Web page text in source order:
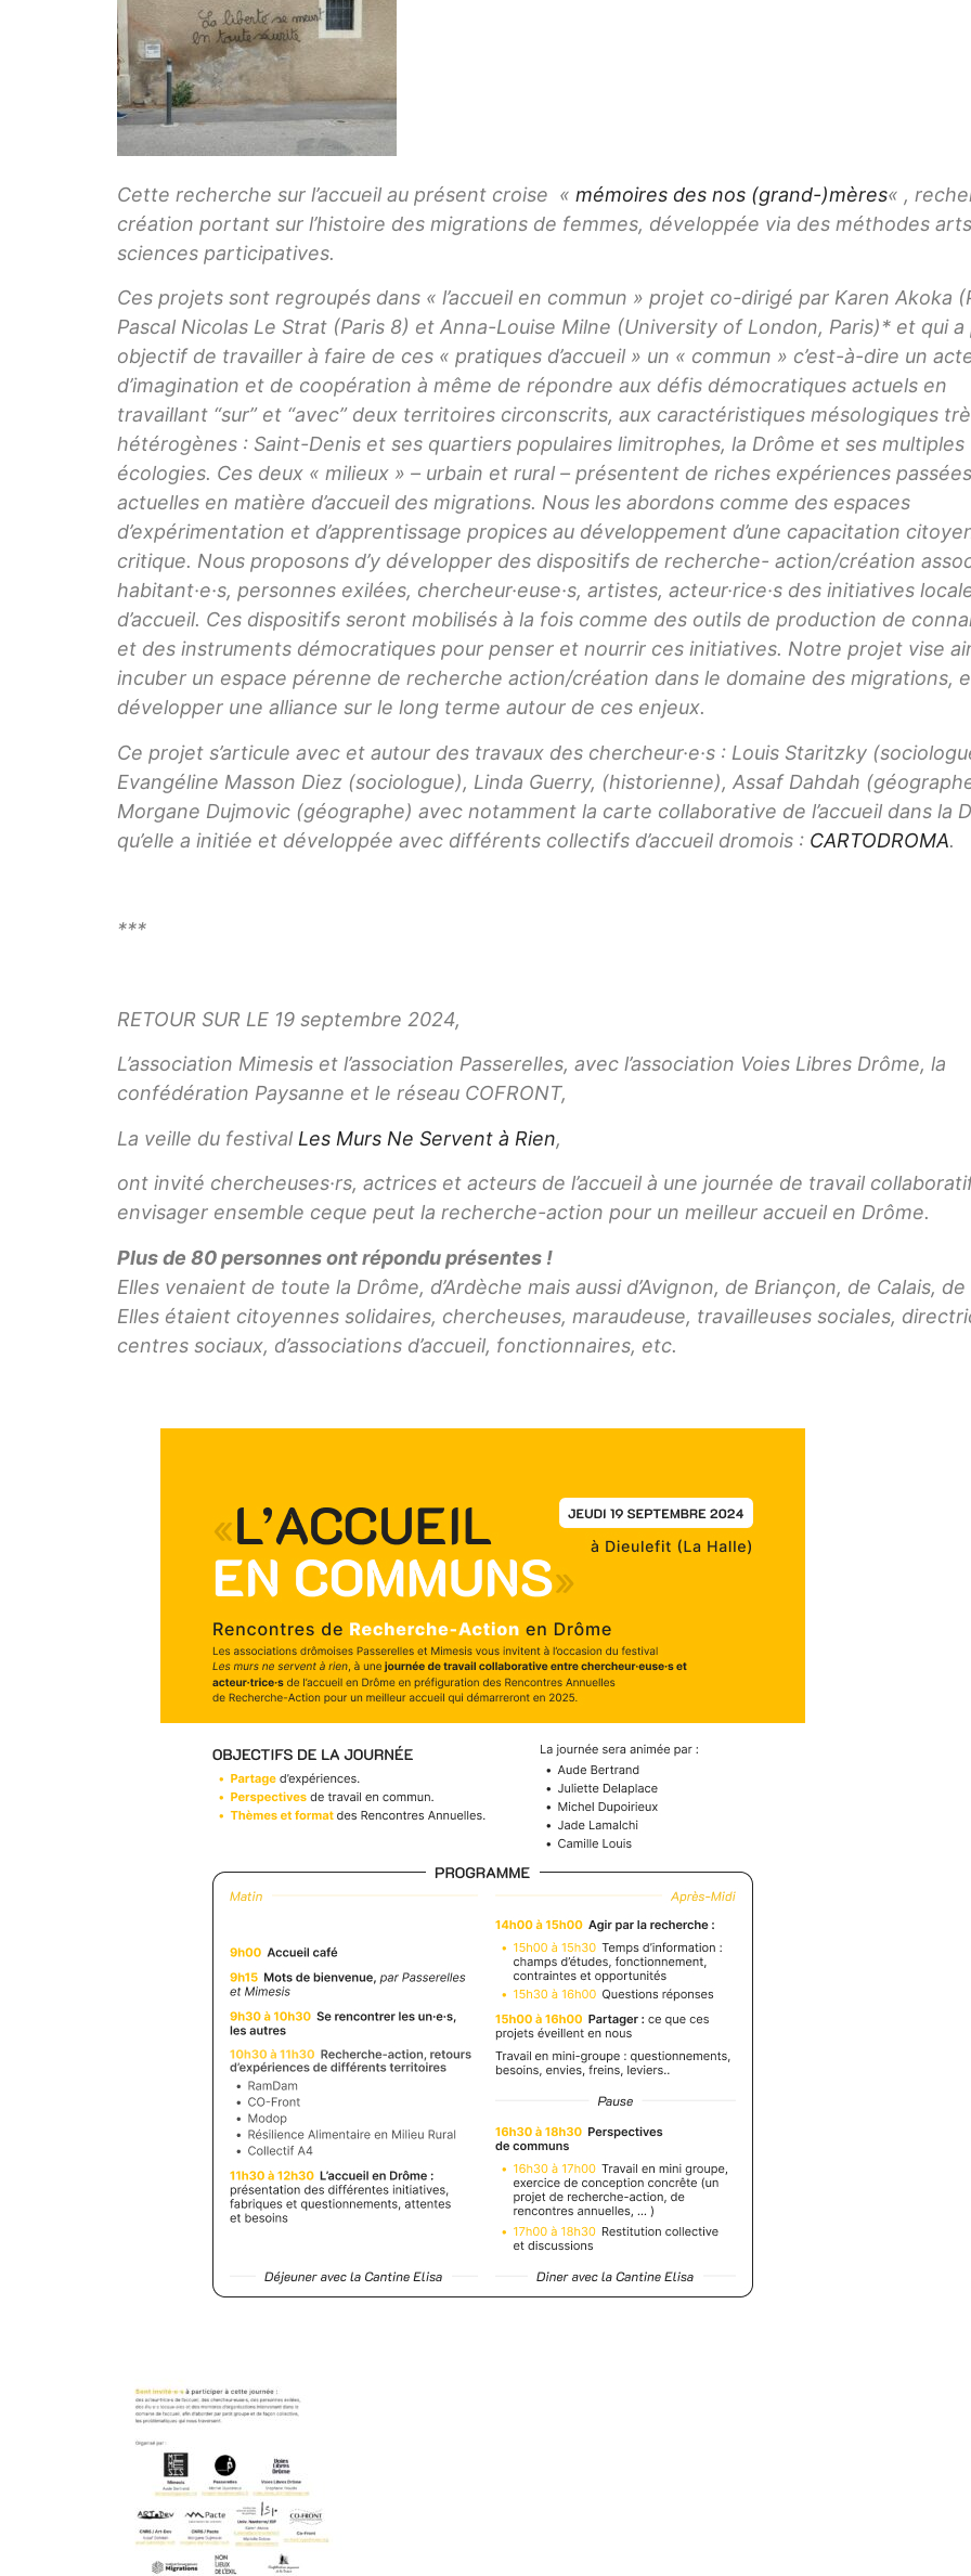
Cette recherche sur l’accueil au présent croise « mémoires des nos (grand-)mères« ,
création portant sur l’histoire des migrations de femmes, développée via des méthodes
sciences participatives.
Ces projets sont regroupés dans « l’accueil en commun » projet co-dirigé par Karen Akoka
Pascal Nicolas Le Strat (Paris 8) et Anna-Louise Milne (University of London, Paris)* et quia
objectif de travailler à faire de ces « pratiques d’accueil » un « commun » c’est-à-dire un
d’imagination et de coopération à même de répondre aux défis démocratiques actuels en
travaillant“sur” et “avec” deux territoires circonscrits, aux caractéristiques mésologiques
hétérogènes : Saint-Denis et ses quartiers populaires limitrophes, la Drôme et ses multiples
écologies. Ces deux « milieux » – urbain et rural – présentent de riches expériences
actuelles en matière d’accueil des migrations. Nous les abordons comme des espaces
d’expérimentation et d’apprentissage propices au développement d’une capacitation
critique. Nous proposons d’y développer des dispositifs de recherche- action/création
habitant·e·s, personnes exilées, chercheur·euse·s, artistes, acteur·rice·s des initiatives
d’accueil. Ces dispositifs seront mobilisés à la fois comme des outils de production de
et des instruments démocratiques pour penser et nourrir ces initiatives. Notre projet vise
incuber un espace pérenne de recherche action/création dans le domaine des migrations,
développer une alliance sur le long terme autour de ces enjeux.
Ce projet s’articule avec et autour des travaux des chercheur·e·s : Louis Staritzky
Evangéline Masson Diez (sociologue), Linda Guerry, (historienne), Assaf Dahdah
Morgane Dujmovic (géographe) avec notamment la carte collaborative de l’accueil dans la
qu’elle a initiée et développée avec différents collectifs d’accueil dromois : CARTODROMA.
***
RETOUR SUR LE 19 septembre 2024,
L’association Mimesis et l’association Passerelles, avec l’association Voies Libres Drôme, la
confédération Paysanne et le réseau COFRONT,
La veille du festival Les Murs Ne Servent à Rien,
ont invité chercheuses·rs, actrices et acteurs de l’accueil à une journée de travail
envisager ensemble ceque peut la recherche-action pour un meilleur accueil en Drôme.
Plus de 80 personnes ont répondu présentes !
Elles venaient de toute la Drôme, d’Ardèche mais aussi d’Avignon, de Briançon, de Calais, de
Elles étaient citoyennes solidaires, chercheuses, maraudeuse, travailleuses sociales,
centres sociaux, d’associations d’accueil, fonctionnaires, etc.